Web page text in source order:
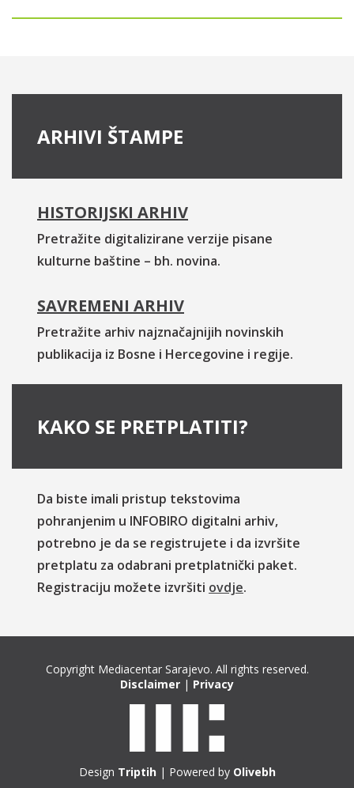
ARHIVI ŠTAMPE
HISTORIJSKI ARHIV
Pretražite digitalizirane verzije pisane
kulturne baštine – bh. novina.
SAVREMENI ARHIV
Pretražite arhiv najznačajnijih novinskih
publikacija iz Bosne i Hercegovine i regije.
KAKO SE PRETPLATITI?
Da biste imali pristup tekstovima
pohranjenim u INFOBIRO digitalni arhiv,
potrebno je da se registrujete i da izvršite
pretplatu za odabrani pretplatnički paket.
Registraciju možete izvršiti ovdje.
Copyright Mediacentar Sarajevo. All rights reserved.
Disclaimer | Privacy
Design Triptih| Powered by Olivebh